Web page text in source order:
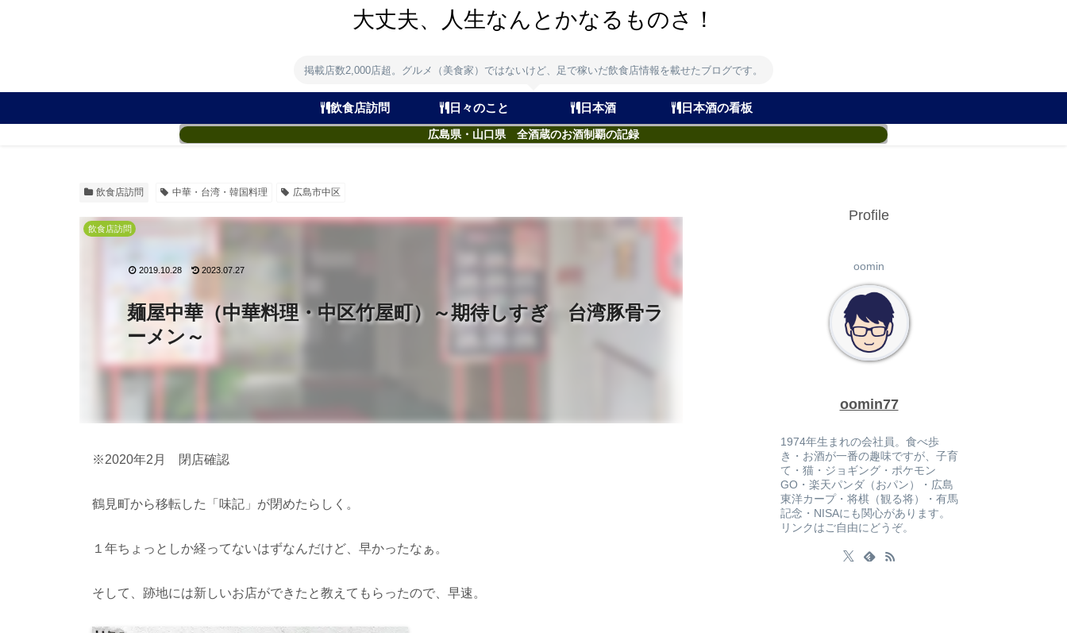
大丈夫、人生なんとかなるものさ！
掲載店数2,000店超。グルメ（美食家）ではないけど、足で稼いだ飲食店情報を載せたブログです。
飲食店訪問 日々のこと 日本酒 日本酒の看板
広島県・山口県 全酒蔵のお酒制覇の記録
飲食店訪問 中華・台湾・韓国料理 広島市中区
麺屋中華（中華料理・中区竹屋町）～期待しすぎ 台湾豚骨ラ
ーメン～
飲食店訪問
2019.10.28 2023.07.27
※2020年2月 閉店確認
鶴見町から移転した「味記」が閉めたらしく。
１年ちょっとしか経ってないはずなんだけど、早かったなぁ。
そして、跡地には新しいお店ができたと教えてもらったので、早速。
Profile
oomin
oomin77
1974年生まれの会社員。食べ歩
き・お酒が一番の趣味ですが、子育
て・猫・ジョギング・ポケモン
GO・楽天パンダ（おパン）・広島
東洋カープ・将棋（観る将）・有馬
記念・NISAにも関心があります。
リンクはご自由にどうぞ。